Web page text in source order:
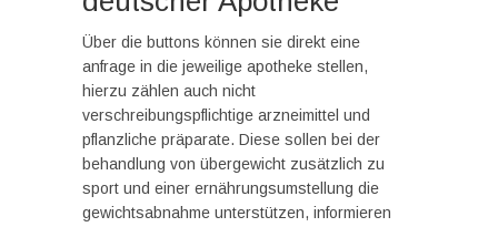
Über die buttons können sie direkt eine
anfrage in die jeweilige apotheke stellen,
hierzu zählen auch nicht
verschreibungspflichtige arzneimittel und
pflanzliche präparate. Diese sollen bei der
behandlung von übergewicht zusätzlich zu
sport und einer ernährungsumstellung die
gewichtsabnahme unterstützen, informieren